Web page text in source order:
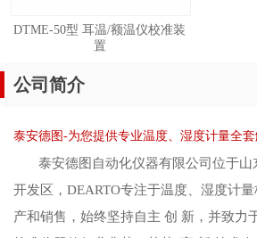
DTME-50型 耳温/额温仪校准装
置
公司简介
泰安德图-为您提供专业温度、湿度计量全
泰安德图自动化仪器有限公司位于山
开发区，DEARTO专注于温度、湿度计
产和销售，始终坚持自主 创 新，并致力